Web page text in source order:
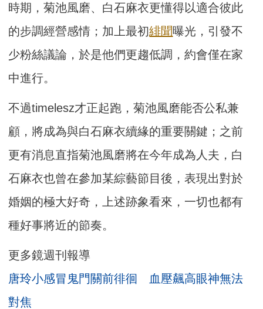
時期，菊池風磨、白石麻衣更懂得以適合彼此
的步調經營感情；加上最初緋聞曝光，引發不
少粉絲議論，於是他們更趨低調，約會僅在家
中進行。
不過timelesz才正起跑，菊池風磨能否公私兼
顧，將成為與白石麻衣續緣的重要關鍵；之前
更有消息直指菊池風磨將在今年成為人夫，白
石麻衣也曾在參加某綜藝節目後，表現出對於
婚姻的極大好奇，上述跡象看來，一切也都有
種好事將近的節奏。
更多鏡週刊報導
唐玲小感冒鬼門關前徘徊 血壓飆高眼神無法
對焦